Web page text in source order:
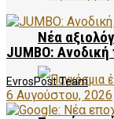
Νέα
JUMBO:
EvrosPost Team
6 Αυγούστου, 2026